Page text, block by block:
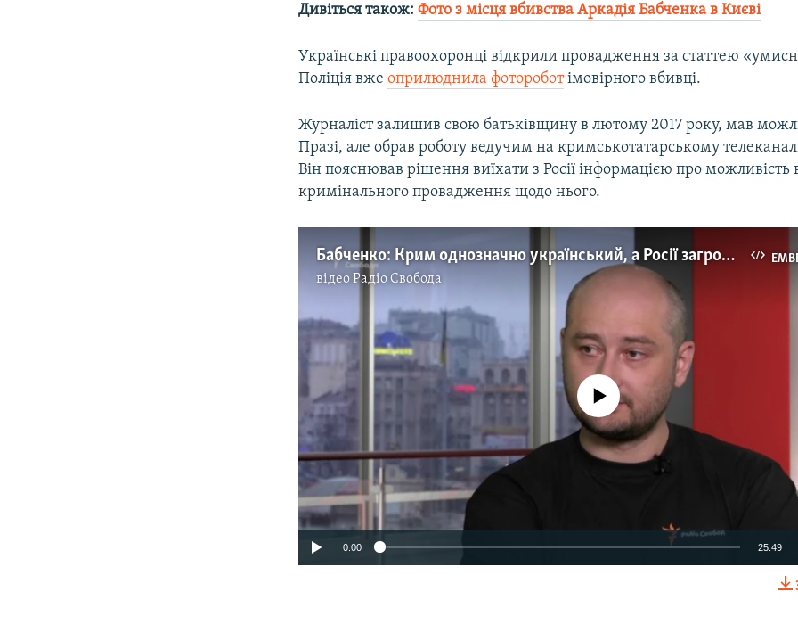
Дивіться також:Фото з місця вбивства Аркадія Бабченка в Києві
Українські правоохоронці відкрили провадження за статтею
Поліція вжеоприлюднила фотороботімовірного вбивці.
Журналіст залишив свою батьківщину в лютому 2017 року, мав
Празі, але обрав роботу ведучим на кримськотатарському
Він пояснював рішення виїхати з Росії інформацією про можливість
кримінального провадження щодо нього.
Бабченко: Крим однозначно український, а Росії загрожує бунт
відеоРадіо Свобода
No media source currently available
0:00 25:49